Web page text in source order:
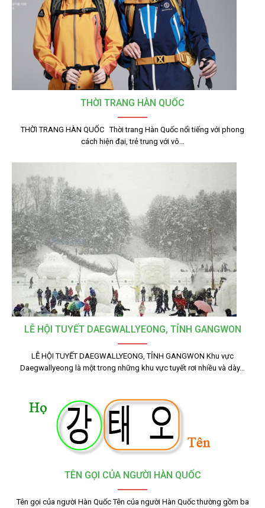
THỜI TRANG HÀN QUỐC
THỜI TRANG HÀN QUỐC Thời trang Hàn Quốc nổi tiếng với phong
cách hiện đại, trẻ trung với vô…
LỄ HỘI TUYẾT DAEGWALLYEONG, TỈNH GANGWON
LỄ HỘI TUYẾT DAEGWALLYEONG, TỈNH GANGWON Khu vực
Daegwallyeong là một trong những khu vực tuyết rơi nhiều và dày…
TÊN GỌI CỦA NGƯỜI HÀN QUỐC
Tên gọi của người Hàn Quốc Tên của người Hàn Quốc thường gồm ba